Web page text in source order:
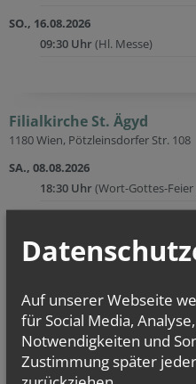
SO., 16.08.2026
09:30 Uhr(Hl. Messe)
Filialkirche St. Ägyd
1180 Wien, Pötzleinsdorfer Str. 108
SA., 08.08.2026
18:30 Uhr(Wort-Gottes-
18:30 Uhr
(Wort-Gottes-
zurück
Auf unserer Webseite
für Social Media,
Notwendigkeiten und
Zustimmung später